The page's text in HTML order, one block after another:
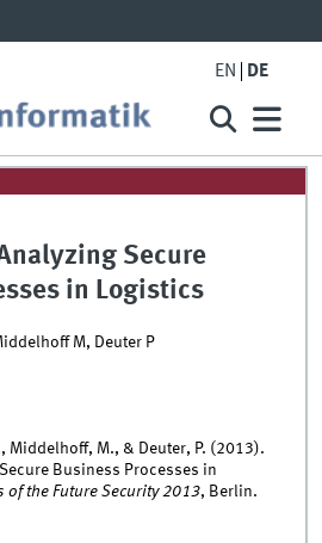
EN DE
Secure
in Logistics
M, Deuter P
Middelhoff, M., & Deuter, P. (2013).
Business Processes in
of the Future Security 2013, Berlin.